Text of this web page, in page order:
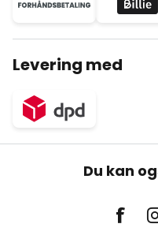
Levering med
Du kan